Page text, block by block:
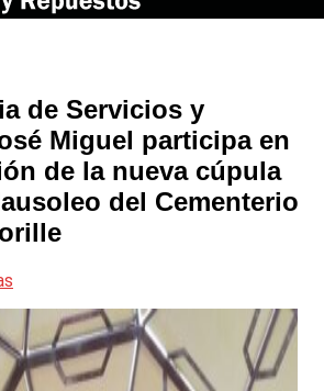
de Servicios y
Miguel participa en
de la nueva cúpula
del Cementerio